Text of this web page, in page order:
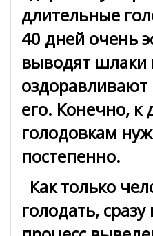
длительные
40 дней очень
выводят шлаки
его. Конечно,
голодовкам
постепенно.
Как только
голодать,